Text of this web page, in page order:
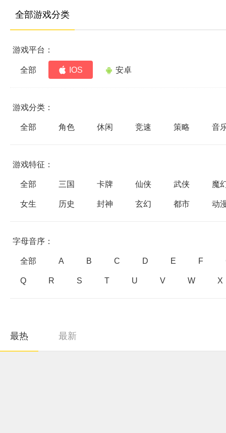
全部游戏分类
游戏平台：
全部 IOS 安卓
游戏分类：
全部 角色 休闲 竞速 策略 音
游戏特征：
全部 三国 卡牌 仙侠 武侠 魔
女生 历史 封神 玄幻 都市 动
字母音序：
全部 A B C D E F
Q R S T U V W X
最热 最新